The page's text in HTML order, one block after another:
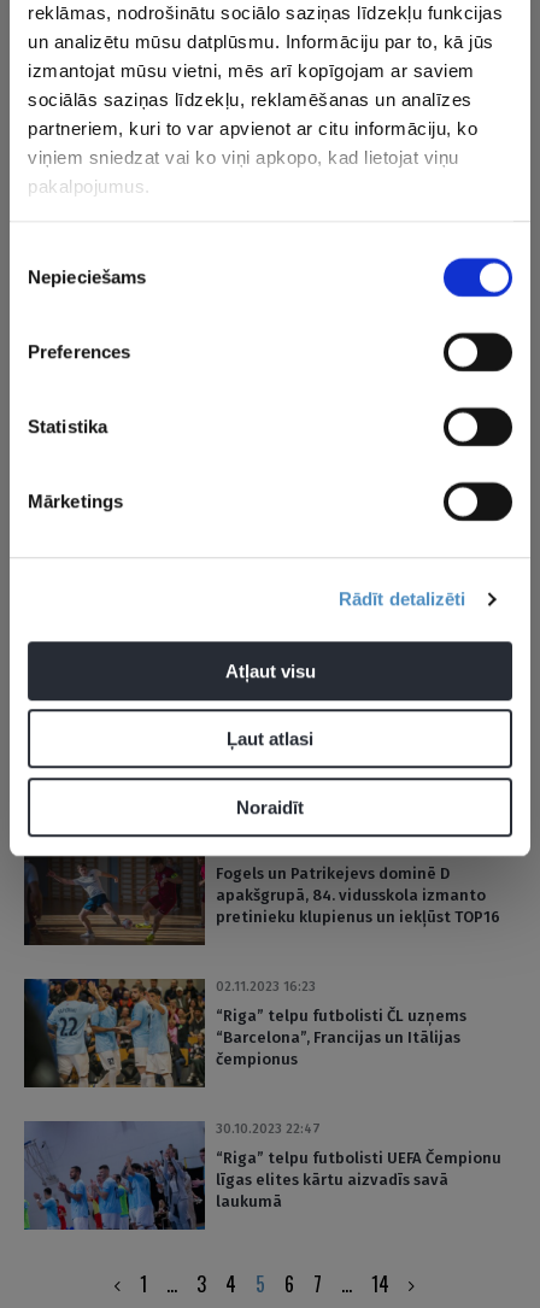
reklāmas, nodrošinātu sociālo saziņas līdzekļu funkcijas
un analizētu mūsu datplūsmu. Informāciju par to, kā jūs
izmantojat mūsu vietni, mēs arī kopīgojam ar saviem
sociālās saziņas līdzekļu, reklamēšanas un analīzes
partneriem, kuri to var apvienot ar citu informāciju, ko
viņiem sniedzat vai ko viņi apkopo, kad lietojat viņu
pakalpojumus.
izvēle
Nepieciešams
Preferences
Statistika
Mārketings
Rādīt detalizēti
Atļaut visu
Ļaut atlasi
Noraidīt
Latvija un Lietuva rīkos 2026. gada EČ
telpu futbolā
02.12.2023 11:06
“Riga” telpu futbolisti aizvadīs
“Riga” telpu futbolistiem uzvara UEFA
23.11.2023 18:50
Rīgas Skolu telpu futbola kausā
noskaidrotas meiteņu turnīra
10.11.2023 15:21
Rīgas skolu telpu futbola kausā
noslēgusies otrā spēļu nedēļa
Fogels un Patrikejevs dominē D
apakšgrupā, 84. vidusskola izmanto
pretinieku klupienus un iekļūst TOP16
02.11.2023 16:23
“Riga” telpu futbolisti ČL uzņems
“Barcelona”, Francijas un Itālijas
čempionus
30.10.2023 22:47
“Riga” telpu futbolisti UEFA Čempionu
līgas elites kārtu aizvadīs savā
laukumā
1 … 3 4 5 6 7 … 14